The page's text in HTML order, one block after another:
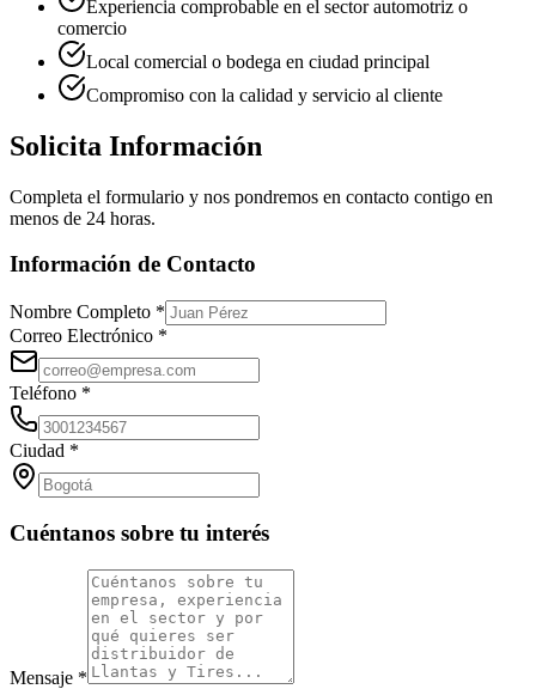
Experiencia comprobable en el sector automotriz o
comercio
Local comercial o bodega en ciudad principal
Compromiso con la calidad y servicio al cliente
Solicita Información
Completa el formulario y nos pondremos en contacto contigo en
menos de 24 horas.
Información de Contacto
Nombre Completo *
Correo Electrónico *
Teléfono *
Ciudad *
Cuéntanos sobre tu interés
Mensaje *